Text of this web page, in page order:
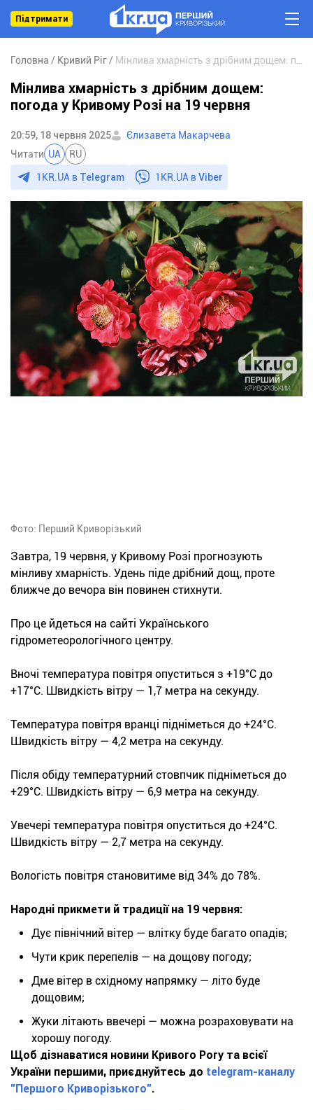
Підтримати
Головна Кривий Ріг
Мінлива хмарність з дрібним дощем:
погода у Кривому Розі на 19 червня
20:59, 18 червня 2025
Єлизавета Макарчева
Читати UA RU
1KR.UA в Telegram 1KR.UA вViber
Фото: Перший Криворізький
Завтра, 19 червня, у Кривому Розі прогнозують
мінливу хмарність. Удень піде дрібний дощ, проте
ближче до вечора він повинен стихнути.
Про це йдеться на сайті Українського
гідрометеорологічного центру.
Вночі температура повітря опуститься з +19°С до
+17°С. Швидкість вітру — 1,7 метра на секунду.
Температура повітря вранці підніметься до +24°С.
Швидкість вітру — 4,2 метра на секунду.
Після обіду температурний стовпчик підніметься до
+29°С. Швидкість вітру — 6,9 метра на секунду.
Увечері температура повітря опуститься до +24°С.
Швидкість вітру — 2,7 метра на секунду.
Вологість повітря становитиме від 34% до 78%.
Народні прикмети й традиції на 19 червня:
Дує північний вітер — влітку буде багато опадів;
Чути крик перепелів — на дощову погоду;
Дме вітер в східному напрямку — літо буде
дощовим;
Жуки літають ввечері — можна розраховувати на
хорошу погоду.
Щоб дізнаватися новини Кривого Рогу та всієї
України першими, приєднуйтесь до telegram-каналу
"Першого Криворізького".